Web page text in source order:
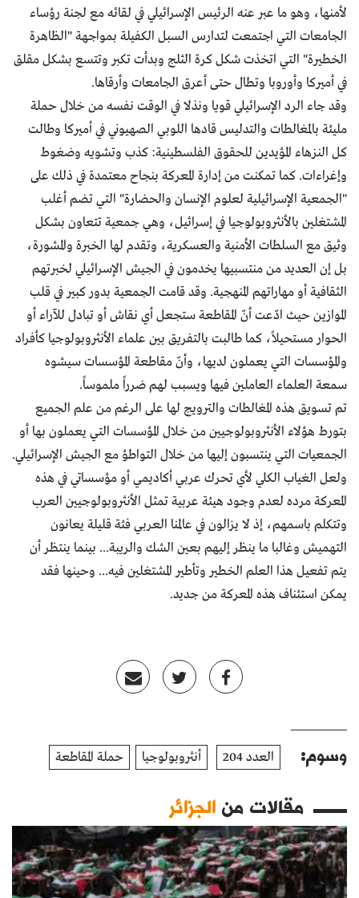
لأمنها، وهو ما عبر عنه الرئيس الإسرائيلي في لقائه مع لجنة رؤساء
الجامعات التي اجتمعت لتدارس السبل الكفيلة بمواجهة "الظاهرة
الخطيرة" التي اتخذت شكل كرة الثلج وبدأت تكبر وتتسع بشكل مقلق
في أميركا وأوروبا وتطال حتى أعرق الجامعات وأرقاها.
وقد جاء الرد الإسرائيلي قويا ونذلا في الوقت نفسه من خلال حملة
مليئة بالمغالطات والتدليس قادها اللوبي الصهيوني في أميركا وطالت
كل النزهاء المؤيدين للحقوق الفلسطينية: كذب وتشويه وضغوط
وإغراءات. كما تمكنت من إدارة المعركة بنجاح معتمدة في ذلك على
"الجمعية الإسرائيلية لعلوم الإنسان والحضارة" التي تضم أغلب
المشتغلين بالأنثروبولوجيا في إسرائيل، وهي جمعية تتعاون بشكل
وثيق مع السلطات الأمنية والعسكرية، وتقدم لها الخبرة والمشورة،
بل إن العديد من منتسبيها يخدمون في الجيش الإسرائيلي لخبرتهم
الثقافية أو مهاراتهم المنهجية. وقد قامت الجمعية بدور كبير في قلب
الموازين حيث ادّعت أنّ المقاطعة ستجعل أي نقاش أو تبادل للآراء أو
الحوار مستحيلاً، كما طالبت بالتفريق بين علماء الأنثروبولوجيا كأفراد
والمؤسسات التي يعملون لديها، وأنّ مقاطعة المؤسسات سيشوه
سمعة العلماء العاملين فيها ويسبب لهم ضرراً ملموساً.
تم تسويق هذه المغالطات والترويج لها على الرغم من علم الجميع
بتورط هؤلاء الأنثروبولوجيين من خلال المؤسسات التي يعملون بها أو
الجمعيات التي ينتسبون إليها من خلال التواطؤ مع الجيش الإسرائيلي.
ولعل الغياب الكلي لأي تحرك عربي أكاديمي أو مؤسساتي في هذه
المعركة مرده لعدم وجود هيئة عربية تمثل الأنثروبولوجيين العرب
وتتكلم باسمهم، إذ لا يزالون في عالمنا العربي فئة قليلة يعانون
التهميش وغالبا ما ينظر إليهم بعين الشك والريبة... بينما ينتظر أن
يتم تفعيل هذا العلم الخطير وتأطير المشتغلين فيه... وحينها فقد
يمكن استئناف هذه المعركة من جديد.
وسوم: العدد 204 أنثروبولوجيا حملة المقاطعة
مقالات منالجزائر